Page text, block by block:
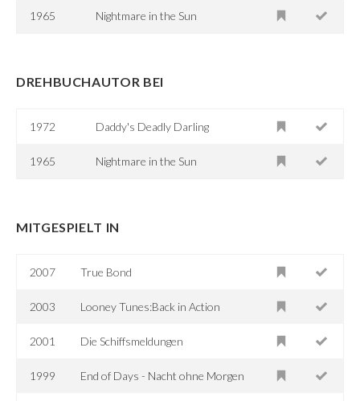
1965 Nightmare in the Sun
DREHBUCHAUTOR BEI
1972 Daddy's Deadly Darling
1965 Nightmare in the Sun
MITGESPIELT IN
2007 True Bond
2003 Looney Tunes:Back in Action
2001 Die Schiffsmeldungen
1999 End of Days - Nacht ohne Morgen